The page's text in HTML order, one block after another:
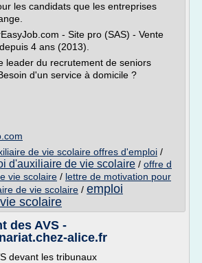
les candidats que les entreprises
- Site pro (SAS) - Vente
4 ans (2013).
leader du recrutement de seniors
d'un service à domicile ?
de vie scolaire offres d'emploi /
d'auxiliaire de vie scolaire / offre d
vie scolaire / lettre de motivation pour
de vie scolaire / emploi
scolaire
des AVS -
alice.fr
devant les tribunaux